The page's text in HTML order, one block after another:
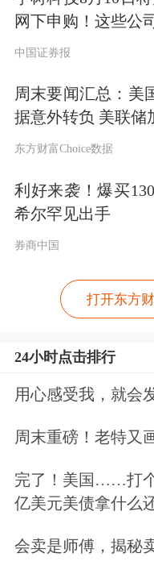
70%。同时，
下限售比例提
于10%；发行
100亿元的，
于70%。
对未盈利企业
做法是值得肯
网下配售的机
谨慎，减少胡乱
的锁定，机构
市后破发，机构
亏损的命运。所
的这一规定是一
网下申购！这些公
中国证券报
周末要闻汇总：美
据意外转负 美联储
东方财富Choice数据
利好来袭！爆买
希尔罕见出手
券商中国
打开东方
24小时点击排行
用心感受我，就会
周末重磅！老特又
完了！美国……打
亿美元美债拿什么
会卖是师傅，揭秘